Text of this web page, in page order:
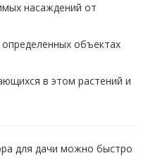
насаждений от
объектах
в этом растений и
для дачи можно быстро